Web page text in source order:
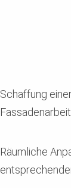
Schaffung
Räumliche